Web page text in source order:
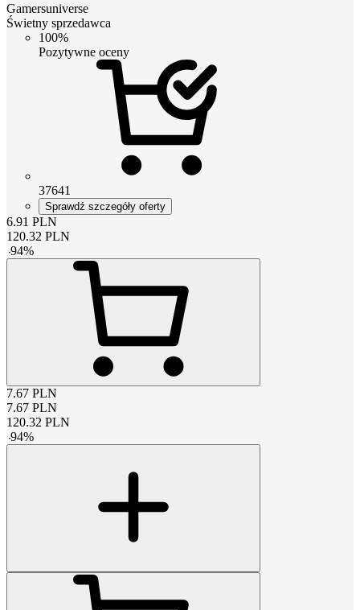
Gamersuniverse
Świetny sprzedawca
100%
Pozytywne oceny
37641
Sprawdź szczegóły oferty
6.91 PLN
120.32 PLN
-94%
7.67 PLN
7.67 PLN
120.32 PLN
-94%